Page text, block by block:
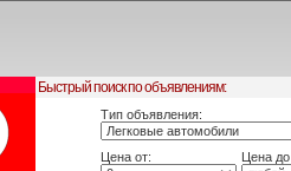
Быстрый поиск по объявлениям:
Тип объявления:
Цена от: Цена